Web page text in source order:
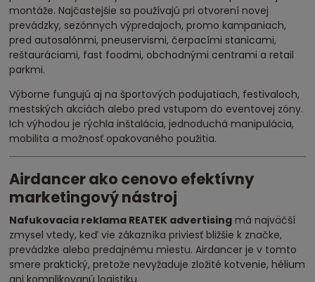
montáže. Najčastejšie sa používajú pri otvorení novej
prevádzky, sezónnych výpredajoch, promo kampaniach,
pred autosalónmi, pneuservismi, čerpacími stanicami,
reštauráciami, fast foodmi, obchodnými centrami a retail
parkmi.
Výborne fungujú aj na športových podujatiach, festivaloch,
mestských akciách alebo pred vstupom do eventovej zóny.
Ich výhodou je rýchla inštalácia, jednoduchá manipulácia,
mobilita a možnosť opakovaného použitia.
Airdancer ako cenovo efektívny
marketingový nástroj
Nafukovacia reklama REATEK advertising má najväčší
zmysel vtedy, keď vie zákazníka priviesť bližšie k značke,
prevádzke alebo predajnému miestu. Airdancer je v tomto
smere praktický, pretože nevyžaduje zložité kotvenie, hélium
ani komplikovanú logistiku.